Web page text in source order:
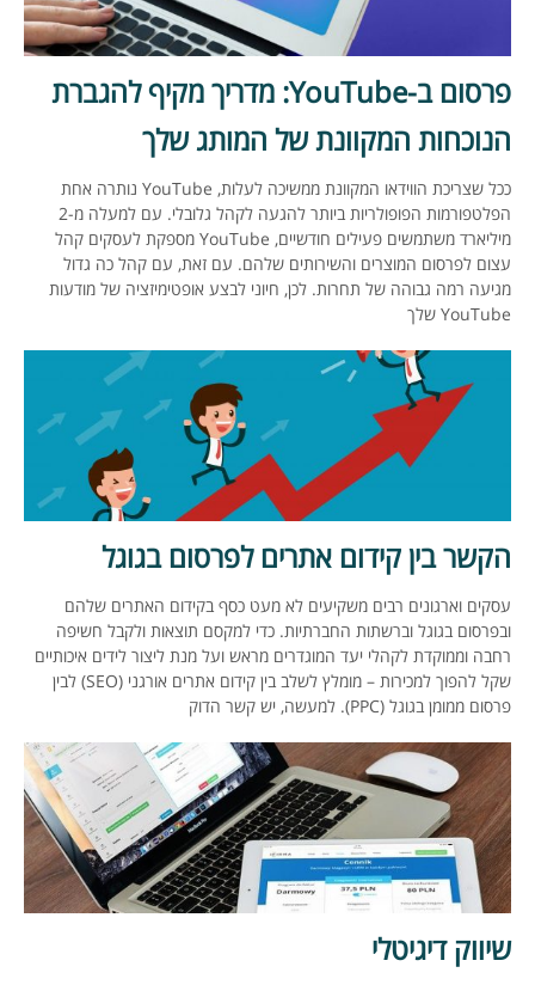
פרסום ב-YouTube: מדריך מקיף להגברת
הנוכחות המקוונת של המותג שלך
ככל שצריכת הווידאו המקוונת ממשיכה לעלות, YouTube נותרה אחת
הפלטפורמות הפופולריות ביותר להגעה לקהל גלובלי. עם למעלה מ-2
מיליארד משתמשים פעילים חודשיים, YouTube מספקת לעסקים קהל
עצום לפרסום המוצרים והשירותים שלהם. עם זאת, עם קהל כה גדול
מגיעה רמה גבוהה של תחרות. לכן, חיוני לבצע אופטימיזציה של מודעות
YouTube שלך
הקשר בין קידום אתרים לפרסום בגוגל
עסקים וארגונים רבים משקיעים לא מעט כסף בקידום האתרים שלהם
ובפרסום בגוגל וברשתות החברתיות. כדי למקסם תוצאות ולקבל חשיפה
רחבה וממוקדת לקהלי יעד המוגדרים מראש ועל מנת ליצור לידים איכותיים
שקל להפוך למכירות – מומלץ לשלב בין קידום אתרים אורגני (SEO) לבין
פרסום ממומן בגוגל (PPC). למעשה, יש קשר הדוק
שיווק דיגיטלי